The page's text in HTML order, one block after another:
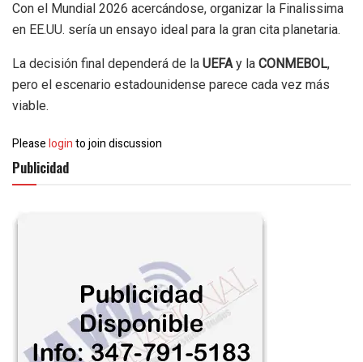
Con el Mundial 2026 acercándose, organizar la Finalissima
en EE.UU. sería un ensayo ideal para la gran cita planetaria.
La decisión final dependerá de la UEFAy la CONMEBOL,
pero el escenario estadounidense parece cada vez más
viable.
Pleaseloginto join discussion
Publicidad